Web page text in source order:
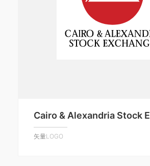
Cairo & Alexandria Stock
矢量LOGO